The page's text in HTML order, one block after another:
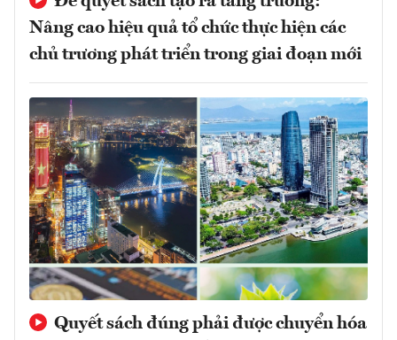
Nâng cao hiệu quả tổ chức thực hiện các
chủ trương phát triển trong giai đoạn mới
Quyết sách đúng phải được chuyển hóa